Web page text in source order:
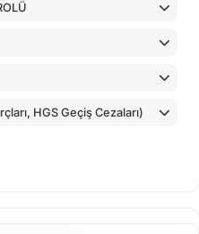
HGS Geçiş Cezaları)